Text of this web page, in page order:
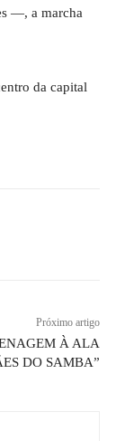
—, a marcha
da capital
Próximo artigo
À ALA
DO SAMBA”